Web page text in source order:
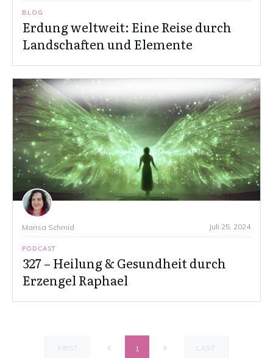
BLOG
Erdung weltweit: Eine Reise durch
Landschaften und Elemente
Marisa Schmid Juli 25, 2024
PODCAST
327 – Heilung & Gesundheit durch
Erzengel Raphael
FIRST 1 LAST